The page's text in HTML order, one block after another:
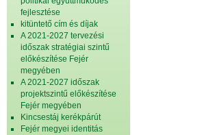
fejlesztése
kitüntető cím és díjak
A 2021-2027 tervezési
időszak stratégiai szintű
előkészítése Fejér
megyében
A 2021-2027 időszak
projektszintű előkészítése
Fejér megyében
Kincsestáj kerékpárút
Fejér megyei identitás